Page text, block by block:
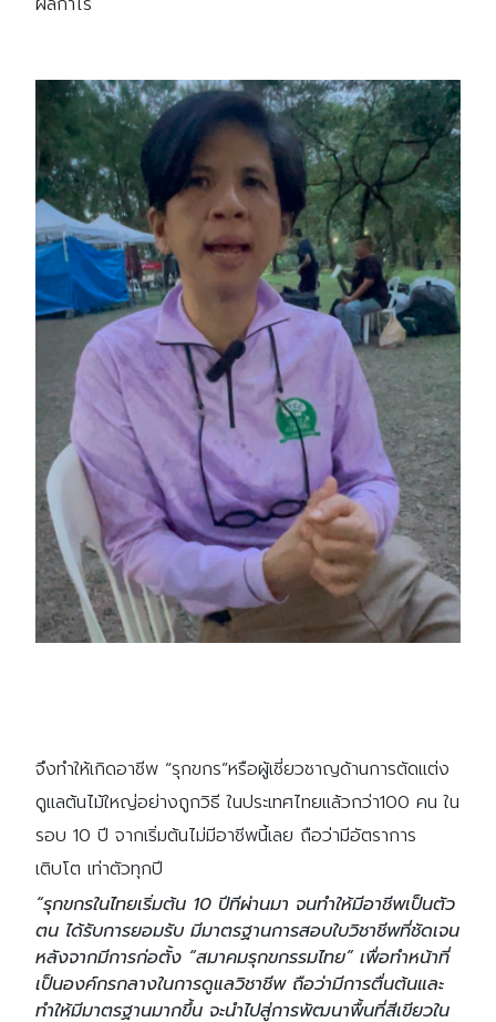
Search
Search
จึงทำให้เกิดอาชีพ “รุกขกร”หรือผู้เชี่ยวชาญด้านการตัดแต่ง
ดูแลต้นไม้ใหญ่อย่างถูกวิธี ในประเทศไทยแล้วกว่า100 คน ใน
รอบ 10 ปี จากเริ่มต้นไม่มีอาชีพนี้เลย ถือว่ามีอัตราการ
เติบโต เท่าตัวทุกปี
“รุกขกรในไทยเริ่มต้น 10 ปีทีผ่านมา จนทำให้มีอาชีพเป็นตัว
ตน ได้รับการยอมรับ มีมาตรฐานการสอบใบวิชาชีพที่ชัดเจน
หลังจากมีการก่อตั้ง “สมาคมรุกขกรรมไทย” เพื่อทำหน้าที่
เป็นองค์กรกลางในการดูแลวิชาชีพ ถือว่ามีการตื่นต้นและ
ทำให้มีมาตรฐานมากขึ้น จะนำไปสู่การพัฒนาพื้นที่สีเขียวใน